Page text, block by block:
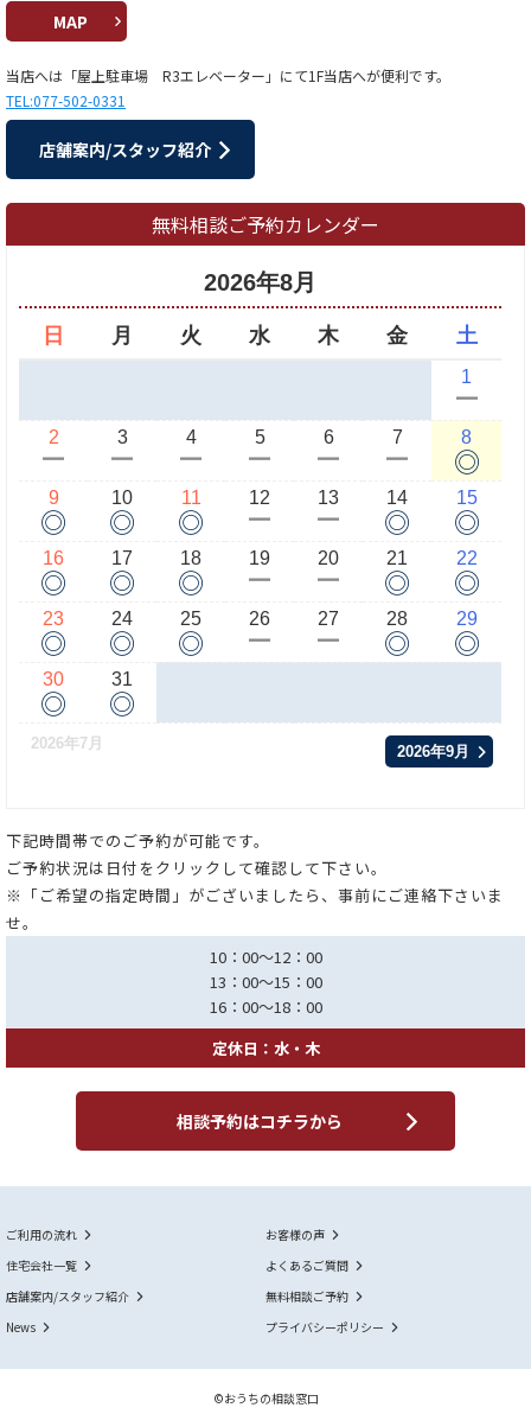
MAP
当店へは「屋上駐車場 R3エレベーター」にて1F当店へが便利です。
TEL:077-502-0331
店舗案内/スタッフ紹介
無料相談ご予約カレンダー
2026年8月
日 月 火 水 木 金 土
1
ー
2
ー
3
ー
4
ー
5
ー
6
ー
7
ー
8
◎
9
◎
10
◎
11
◎
12
ー
13
ー
14
◎
15
◎
16
◎
17
◎
18
◎
19
ー
20
ー
21
◎
22
◎
23
◎
24
◎
25
◎
26
ー
27
ー
28
◎
29
◎
30
◎
31
◎
2026年7月 2026年9月
下記時間帯でのご予約が可能です。
ご予約状況は日付をクリックして確認して下さい。
※「ご希望の指定時間」がございましたら、事前にご連絡下さいま
せ。
10：00～12：00
13：00～15：00
16：00～18：00
定休日：水・木
相談予約はコチラから
ご利用の流れ
お客様の声
住宅会社一覧
よくあるご質問
店舗案内/スタッフ紹介
無料相談ご予約
News
プライバシーポリシー
©おうちの相談窓口